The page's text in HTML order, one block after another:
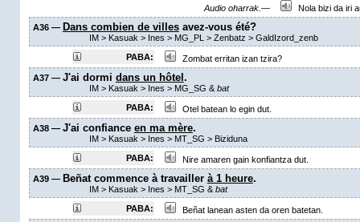
Audio oharrak.—
Nola bizi da iri
A36 — Dans combien de villesavez-vous été?
IM> Kasuak > Ines > MG_PL > Zenbatz > GaldIzord_zenb
PABA:
Zombat erritan izan tzira?
A37 — J'ai dormi dans un hôtel .
IM> Kasuak > Ines > MG_SG & bat
PABA:
Otel batean lo egin dut.
A38 — J'ai confiance en ma mère.
IM> Kasuak > Ines > MT_SG > Biziduna
PABA:
Nire amaren gain konfiantza dut.
A39 — Beñat commence à travailler à 1 heure.
IM> Kasuak > Ines > MT_SG & bat
PABA:
Beñat lanean asten da oren batetan.